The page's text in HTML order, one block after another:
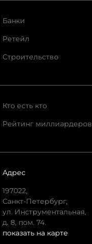
Банки
Ретейл
Строительство
Кто есть кто
Рейтинг миллиардеров
Адрес
197022,
Санкт-Петербург,
ул. Инструментальная,
д. 8, пом. 74.
показать на карте